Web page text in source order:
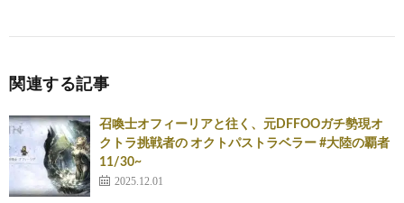
関連する記事
召喚士オフィーリアと往く、元DFFOOガチ勢現オ
クトラ挑戦者の オクトパストラベラー #大陸の覇者
11/30~
2025.12.01